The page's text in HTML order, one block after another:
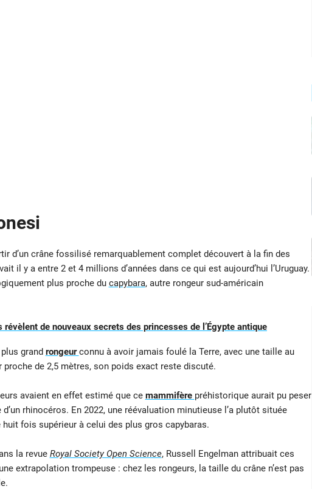
d’un crâne fossilisé remarquablement complet découvert à la fin des
il y a entre 2 et 4 millions d’années dans ce qui est aujourd’hui l’Uruguay.
plus proche du capybara, autre rongeur sud-américain
révèlent de nouveaux secrets des princesses de l’Égypte antique
grand rongeurconnu à avoir jamais foulé la Terre, avec une taille au
proche de 2,5 mètres, son poids exact reste discuté.
avaient en effet estimé que ce mammifère préhistorique aurait pu peser
rhinocéros. En 2022, une réévaluation minutieuse l’a plutôt située
fois supérieur à celui des plus gros capybaras.
la revue Royal Society Open Science, Russell Engelman attribuait ces
extrapolation trompeuse : chez les rongeurs, la taille du crâne n’est pas